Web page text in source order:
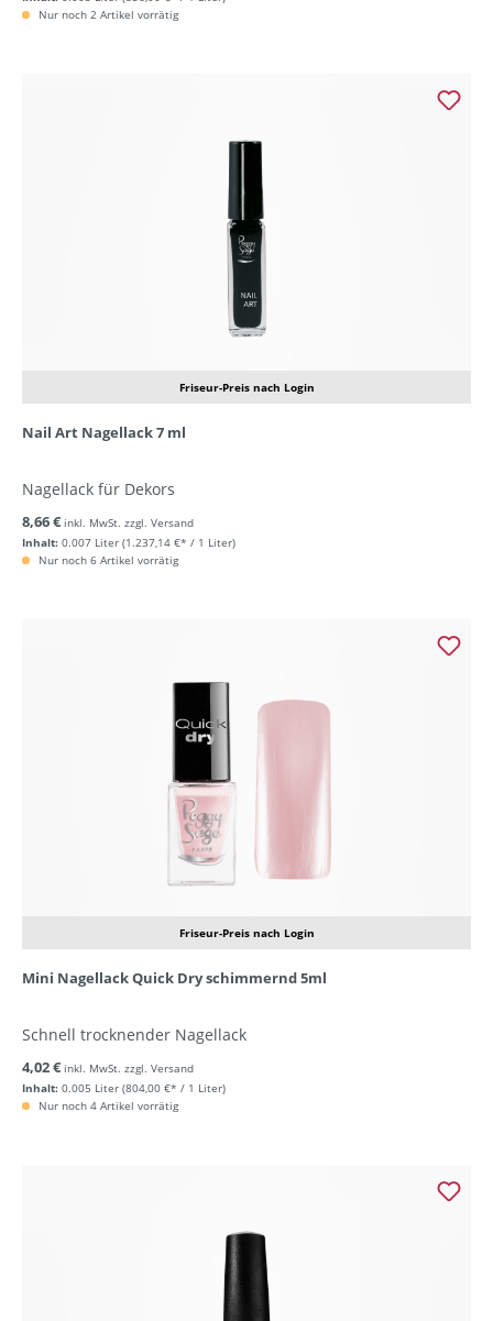
Nur noch 2 Artikel vorrätig
Friseur-Preis nach Login
Nail Art Nagellack 7 ml
Nagellack für Dekors
Inhalt: 0.007 Liter (1.237,14 €* / 1 Liter)
8,66 € inkl. MwSt. zzgl. Versand
Nur noch 6 Artikel vorrätig
Friseur-Preis nach Login
Mini Nagellack Quick Dry schimmernd 5ml
Schnell trocknender Nagellack
Inhalt: 0.005 Liter (804,00 €* / 1 Liter)
4,02 € inkl. MwSt. zzgl. Versand
Nur noch 4 Artikel vorrätig